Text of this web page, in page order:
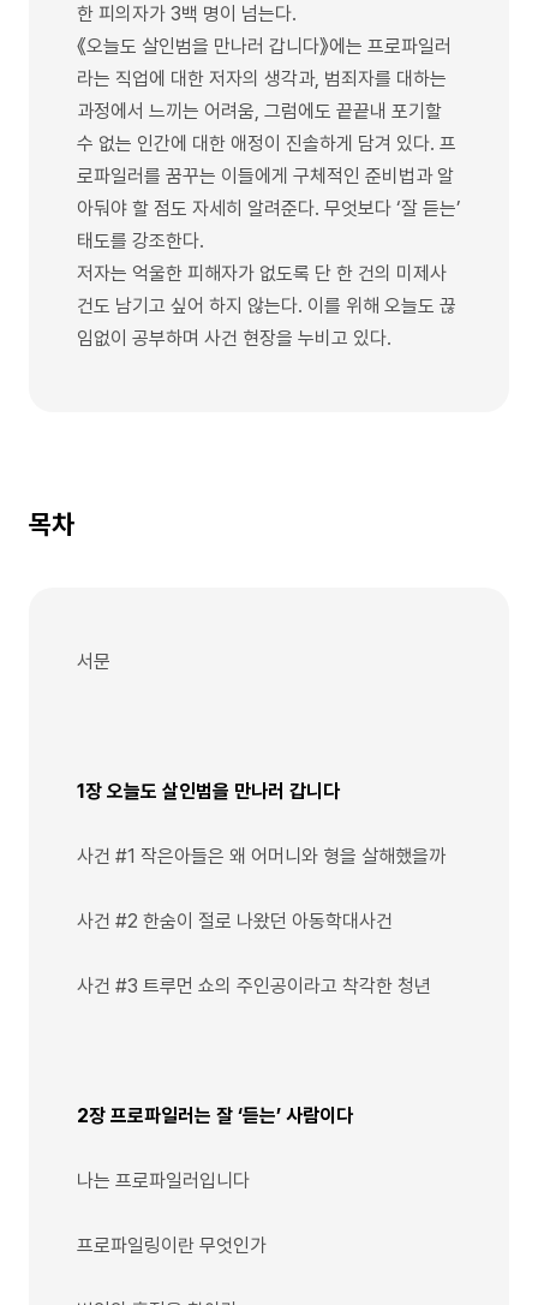
한 피의자가 3백 명이 넘는다.
《오늘도 살인범을 만나러 갑니다》에는 프로파일러
라는 직업에 대한 저자의 생각과, 범죄자를 대하는
과정에서 느끼는 어려움, 그럼에도 끝끝내 포기할
수 없는 인간에 대한 애정이 진솔하게 담겨 있다. 프
로파일러를 꿈꾸는 이들에게 구체적인 준비법과 알
아둬야 할 점도 자세히 알려준다. 무엇보다 ‘잘 듣는’
태도를 강조한다.
저자는 억울한 피해자가 없도록 단 한 건의 미제사
건도 남기고 싶어 하지 않는다. 이를 위해 오늘도 끊
임없이 공부하며 사건 현장을 누비고 있다.
목차
서문
1장 오늘도 살인범을 만나러 갑니다
사건 #1 작은아들은 왜 어머니와 형을 살해했을까
사건 #2 한숨이 절로 나왔던 아동학대사건
사건 #3 트루먼 쇼의 주인공이라고 착각한 청년
2장 프로파일러는 잘 ‘듣는’ 사람이다
나는 프로파일러입니다
프로파일링이란 무엇인가